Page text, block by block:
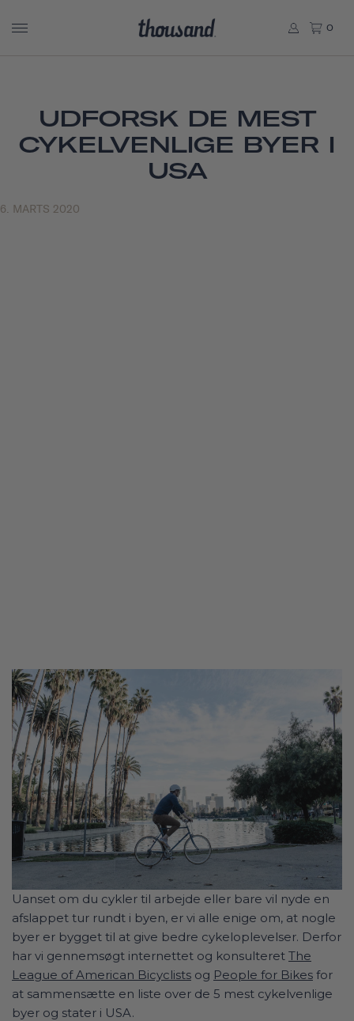
0
UDFORSK DE MEST
CYKELVENLIGE BYER I
USA
6. MARTS 2020
Uanset om du cykler til arbejde eller bare vil nyde en
afslappet tur rundt i byen, er vi alle enige om, at nogle
byer er bygget til at give bedre cykeloplevelser. Derfor
har vi gennemsøgt internettet og konsulteret The
League of American Bicyclists og People for Bikes for
at sammensætte en liste over de 5 mest cykelvenlige
byer og stater i USA.